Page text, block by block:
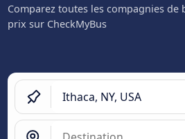
Comparez toutes les compagnies
prix sur CheckMyBus